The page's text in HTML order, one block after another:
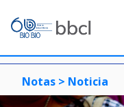
Notas > Noticia